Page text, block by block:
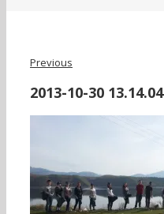
Previous
2013-10-30 13.14.04